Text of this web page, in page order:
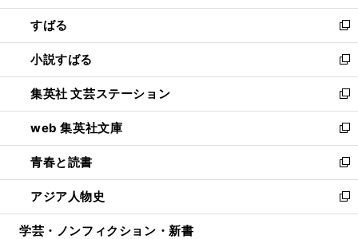
開
く
ウ
で
開
く
ン
ド
ウ
で
開
く
すばる
新
し
い
ウ
ィ
ン
ド
ウ
で
開
く
小説すばる
新
し
い
ウ
ィ
ン
ド
ウ
で
開
集英社 文芸ステーション
新
し
い
ウ
ィ
ン
ド
ウ
web 集英社文庫
新
し
い
ウ
ィ
ン
青春と読書
新
し
い
ウ
アジア人物史
新
し
学芸・ノンフィクション・新書